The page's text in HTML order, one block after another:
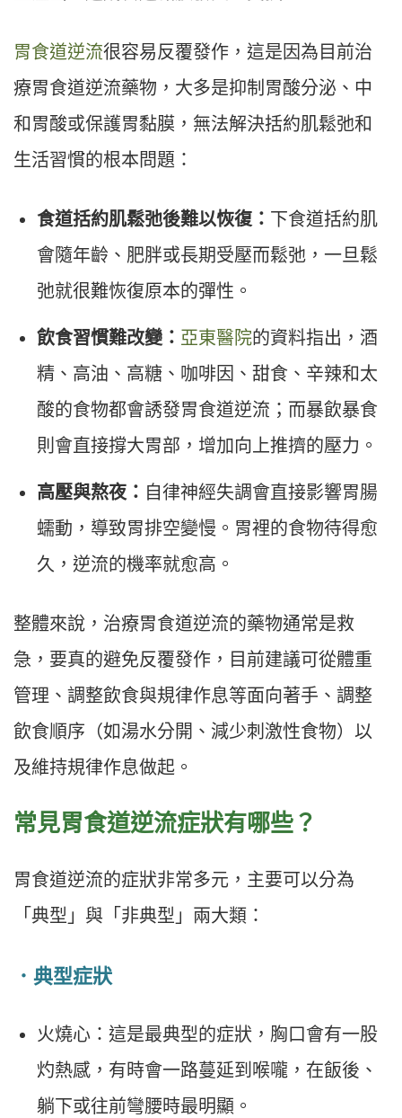
胃食道逆流很容易反覆發作，這是因為目前治
療胃食道逆流藥物，大多是抑制胃酸分泌、中
和胃酸或保護胃黏膜，無法解決括約肌鬆弛和
生活習慣的根本問題：
食道括約肌鬆弛後難以恢復： 下食道括約肌
會隨年齡、肥胖或長期受壓而鬆弛，一旦鬆
弛就很難恢復原本的彈性。
飲食習慣難改變： 亞東醫院的資料指出，酒
精、高油、高糖、咖啡因、甜食、辛辣和太
酸的食物都會誘發胃食道逆流；而暴飲暴食
則會直接撐大胃部，增加向上推擠的壓力。
高壓與熬夜： 自律神經失調會直接影響胃腸
蠕動，導致胃排空變慢。胃裡的食物待得愈
久，逆流的機率就愈高。
整體來說，治療胃食道逆流的藥物通常是救
急，要真的避免反覆發作，目前建議可從體重
管理、調整飲食與規律作息等面向著手、調整
飲食順序（如湯水分開、減少刺激性食物）以
及維持規律作息做起。
常見胃食道逆流症狀有哪些？
胃食道逆流的症狀非常多元，主要可以分為
「典型」與「非典型」兩大類：
．典型症狀
火燒心：這是最典型的症狀，胸口會有一股
灼熱感，有時會一路蔓延到喉嚨，在飯後、
躺下或往前彎腰時最明顯。